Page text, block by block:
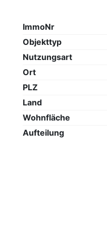
ImmoNr
Objekttyp
Nutzungsart
Ort
PLZ
Land
Wohnfläche
Aufteilung